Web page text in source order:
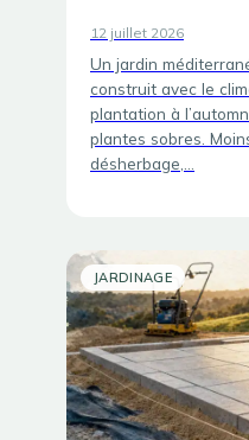
12 juillet 2026
Un jardin
construit avec le
plantation à
plantes sobres.
désherbage,…
JARDINAGE